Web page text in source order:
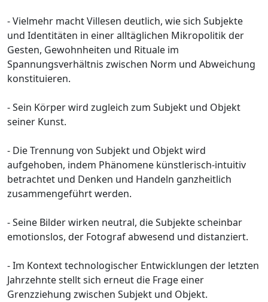
- Vielmehr macht Villesen deutlich, wie sich Subjekte
und Identitäten in einer alltäglichen Mikropolitik der
Gesten, Gewohnheiten und Rituale im
Spannungsverhältnis zwischen Norm und Abweichung
konstituieren.
- Sein Körper wird zugleich zum Subjekt und Objekt
seiner Kunst.
- Die Trennung von Subjekt und Objekt wird
aufgehoben, indem Phänomene künstlerisch-intuitiv
betrachtet und Denken und Handeln ganzheitlich
zusammengeführt werden.
- Seine Bilder wirken neutral, die Subjekte scheinbar
emotionslos, der Fotograf abwesend und distanziert.
- Im Kontext technologischer Entwicklungen der letzten
Jahrzehnte stellt sich erneut die Frage einer
Grenzziehung zwischen Subjekt und Objekt.